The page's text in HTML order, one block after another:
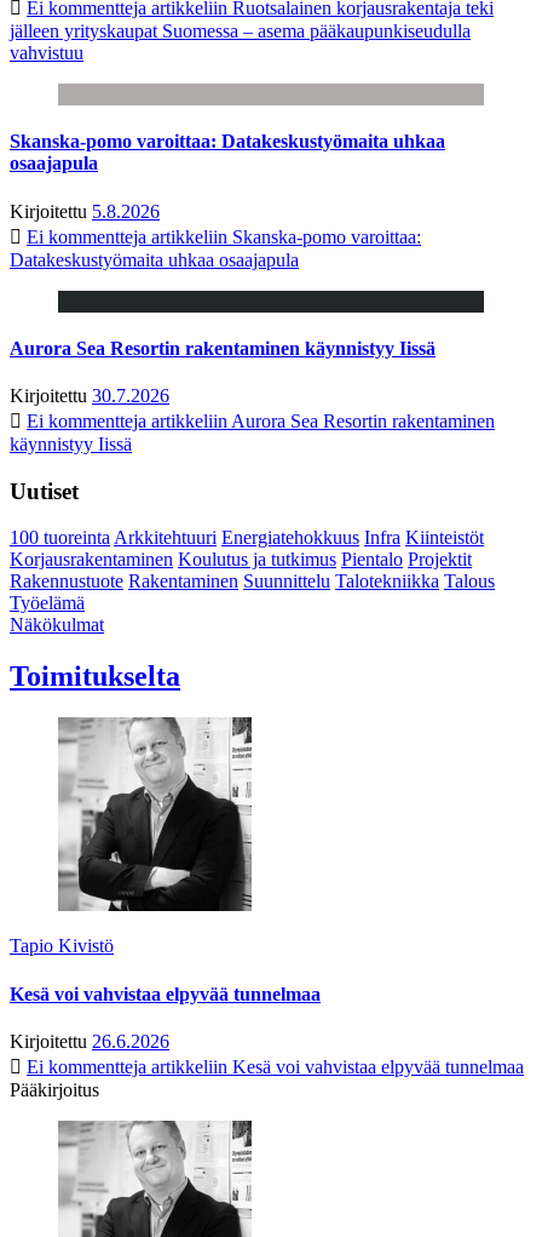
Ei kommentteja artikkeliin Ruotsalainen korjausrakentaja teki
jälleen yrityskaupat Suomessa – asema pääkaupunkiseudulla
vahvistuu
Skanska-pomo varoittaa: Datakeskustyömaita uhkaa
osaajapula
Kirjoitettu 5.8.2026
Ei kommentteja artikkeliin Skanska-pomo varoittaa:
Datakeskustyömaita uhkaa osaajapula
Aurora Sea Resortin rakentaminen käynnistyy Iissä
Kirjoitettu 30.7.2026
Ei kommentteja artikkeliin Aurora Sea Resortin rakentaminen
käynnistyy Iissä
Uutiset
100 tuoreintaArkkitehtuuri Energiatehokkuus Infra Kiinteistöt
Korjausrakentaminen Koulutus ja tutkimus Pientalo Projektit
Rakennustuote Rakentaminen Suunnittelu Talotekniikka Talous
Työelämä
Näkökulmat
Toimitukselta
Tapio Kivistö
Kesä voi vahvistaa elpyvää tunnelmaa
Kirjoitettu 26.6.2026
Ei kommentteja artikkeliin Kesä voi vahvistaa elpyvää tunnelmaa
Pääkirjoitus